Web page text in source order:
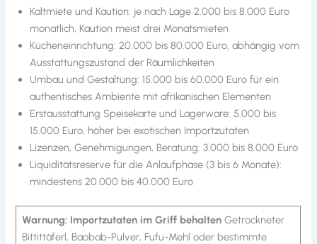
Kaltmiete und Kaution: je nach Lage 2.000 bis 8.000 Euro
monatlich, Kaution meist drei Monatsmieten
Kücheneinrichtung: 20.000 bis 80.000 Euro, abhängig vom
Ausstattungszustand der Räumlichkeiten
Umbau und Gestaltung: 15.000 bis 60.000 Euro für ein
authentisches Ambiente mit afrikanischen Elementen
Erstausstattung Speisekarte und Lagerware: 5.000 bis
15.000 Euro, höher bei exotischen Importzutaten
Lizenzen, Genehmigungen, Beratung: 3.000 bis 8.000 Euro
Liquiditätsreserve für die Anlaufphase (3 bis 6 Monate):
mindestens 20.000 bis 40.000 Euro
Warnung: Importzutaten im Griff behaltenGetrockneter
Bittittäferl, Baobab-Pulver, Fufu-Mehl oder bestimmte